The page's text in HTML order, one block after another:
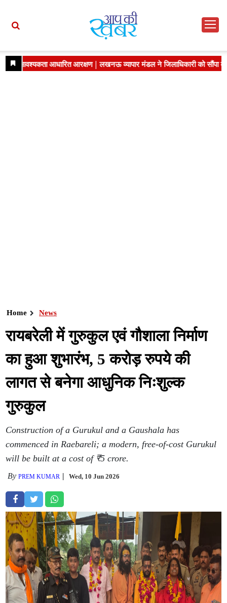
Home News
रायबरेली में गुरुकुल एवं गौशाला निर्माण
का हुआ शुभारंभ, 5 करोड़ रुपये की
लागत से बनेगा आधुनिक निःशुल्क
गुरुकुल
Construction of a Gurukul and a Gaushala has
commenced in Raebareli; a modern, free-of-cost Gurukul
will be built at a cost of ₹5 crore.
ByPREM KUMAR Wed, 10 Jun 2026